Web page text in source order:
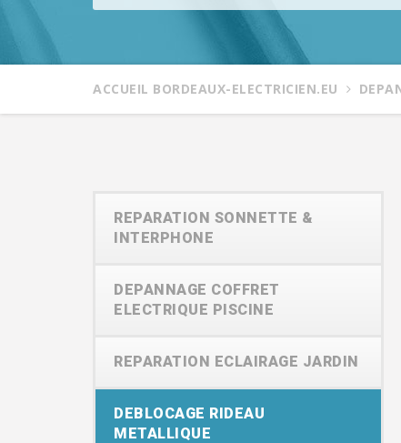
ACCUEIL BORDEAUX-ELECTRICIEN.EU
REPARATION SONNETTE &
INTERPHONE
DEPANNAGE COFFRET
ELECTRIQUE PISCINE
REPARATION ECLAIRAGE JARDIN
DEBLOCAGE RIDEAU
METALLIQUE